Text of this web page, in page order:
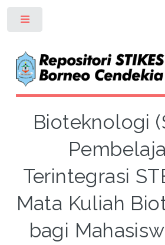
Bioteknologi
Terintegrasi
Mata Kuliah
bagi